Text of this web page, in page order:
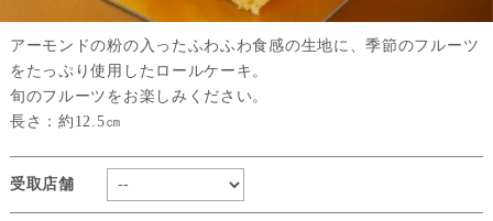
アーモンドの粉の入ったふわふわ食感の生地に、季節のフルーツ
をたっぷり使用したロールケーキ。
旬のフルーツをお楽しみください。
長さ：約12.5㎝
受取店舗